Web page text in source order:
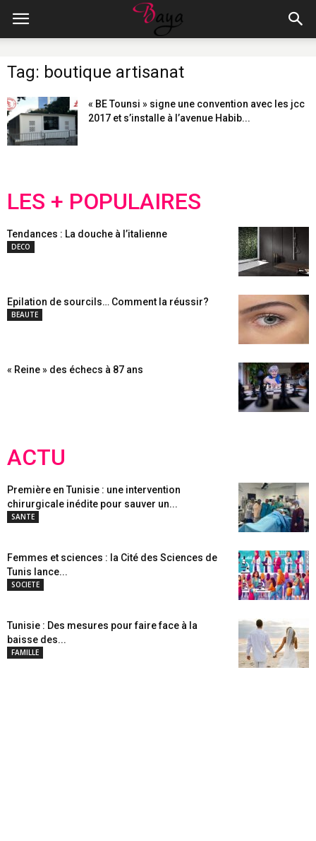
Tag: boutique artisanat
« BE Tounsi » signe une convention avec les jcc
2017 et s’installe à l’avenue Habib...
LES + POPULAIRES
Tendances : La douche à l’italienne
DECO
Epilation de sourcils… Comment la réussir?
BEAUTE
« Reine » des échecs à 87 ans
ACTU
Première en Tunisie : une intervention
chirurgicale inédite pour sauver un...
SANTE
Femmes et sciences : la Cité des Sciences de
Tunis lance...
SOCIETE
Tunisie : Des mesures pour faire face à la
baisse des...
FAMILLE